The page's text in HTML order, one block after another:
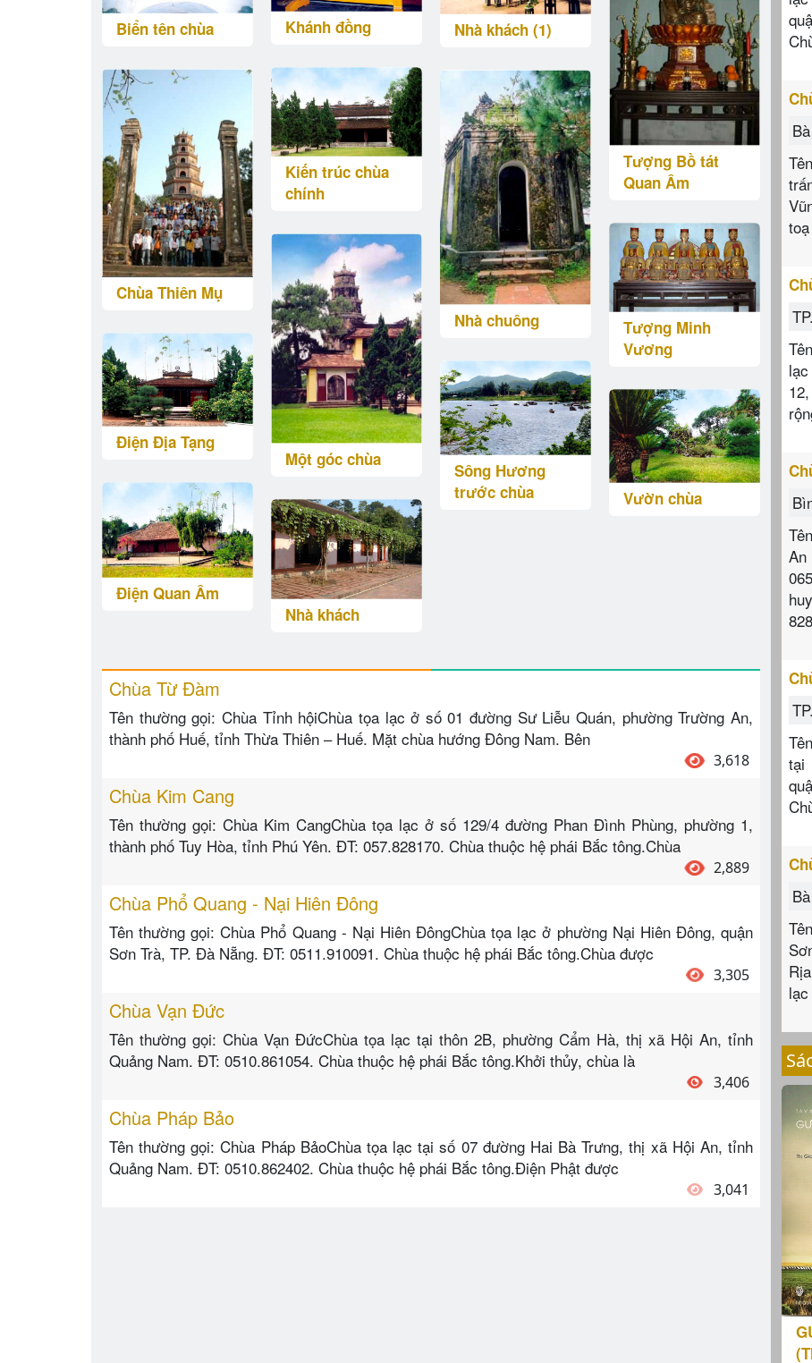
Biển tên chùa
Chùa Thiên Mụ
Điện Địa Tạng
Điện Quan Âm
Khánh đồng
Kiến trúc chùa
chính
Một góc chùa
Nhà khách
Nhà khách (1)
Nhà chuông
Sông Hương
trước chùa
Tượng Bồ tát
Quan Âm
Tượng Minh
Vương
Vườn chùa
Chùa Từ Đàm
Tên thường gọi: Chùa Tỉnh hộiChùa tọa lạc ở số 01 đường Sư Liễu Quán, phường Trường An,
thành phố Huế, tỉnh Thừa Thiên – Huế. Mặt chùa hướng Đông Nam. Bên
3,618
Chùa Kim Cang
Tên thường gọi: Chùa Kim CangChùa tọa lạc ở số 129/4 đường Phan Đình Phùng, phường 1,
thành phố Tuy Hòa, tỉnh Phú Yên. ĐT: 057.828170. Chùa thuộc hệ phái Bắc tông.Chùa
2,889
Chùa Phổ Quang - Nại Hiên Đông
Tên thường gọi: Chùa Phổ Quang - Nại Hiên ĐôngChùa tọa lạc ở phường Nại Hiên Đông, quận
Sơn Trà, TP. Đà Nẵng. ĐT: 0511.910091. Chùa thuộc hệ phái Bắc tông.Chùa được
3,305
Chùa Vạn Đức
Tên thường gọi: Chùa Vạn ĐứcChùa tọa lạc tại thôn 2B, phường Cẩm Hà, thị xã Hội An, tỉnh
Quảng Nam. ĐT: 0510.861054. Chùa thuộc hệ phái Bắc tông.Khởi thủy, chùa là
3,406
Chùa Pháp Bảo
Tên thường gọi: Chùa Pháp BảoChùa tọa lạc tại số 07 đường Hai Bà Trưng, thị xã Hội An, tỉnh
Quảng Nam. ĐT: 0510.862402. Chùa thuộc hệ phái Bắc tông.Điện Phật được
3,041
An
tại